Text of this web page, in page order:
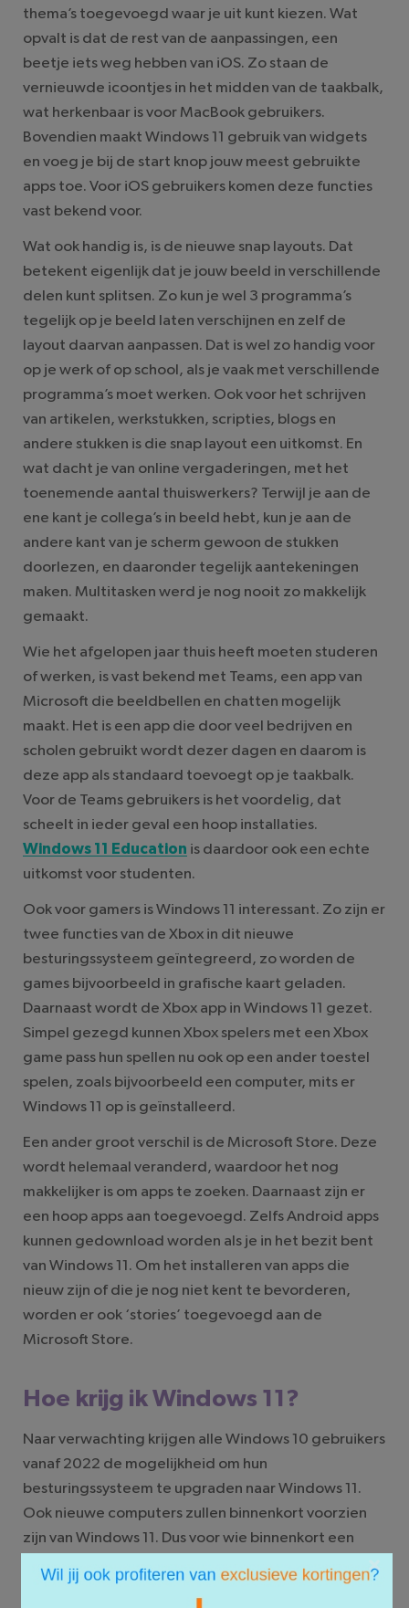
thema’s toegevoegd waar je uit kunt kiezen. Wat
opvalt is dat de rest van de aanpassingen, een
beetje iets weg hebben van iOS. Zo staan de
vernieuwde icoontjes in het midden van de taakbalk,
wat herkenbaar is voor MacBook gebruikers.
Bovendien maakt Windows 11 gebruik van widgets
en voeg je bij de start knop jouw meest gebruikte
apps toe. Voor iOS gebruikers komen deze functies
vast bekend voor.
Wat ook handig is, is de nieuwe snap layouts. Dat
betekent eigenlijk dat je jouw beeld in verschillende
delen kunt splitsen. Zo kun je wel 3 programma’s
tegelijk op je beeld laten verschijnen en zelf de
layout daarvan aanpassen. Dat is wel zo handig voor
op je werk of op school, als je vaak met verschillende
programma’s moet werken. Ook voor het schrijven
van artikelen, werkstukken, scripties, blogs en
andere stukken is die snap layout een uitkomst. En
wat dacht je van online vergaderingen, met het
toenemende aantal thuiswerkers? Terwijl je aan de
ene kant je collega’s in beeld hebt, kun je aan de
andere kant van je scherm gewoon de stukken
doorlezen, en daaronder tegelijk aantekeningen
maken. Multitasken werd je nog nooit zo makkelijk
gemaakt.
Wie het afgelopen jaar thuis heeft moeten studeren
of werken, is vast bekend met Teams, een app van
Microsoft die beeldbellen en chatten mogelijk
maakt. Het is een app die door veel bedrijven en
scholen gebruikt wordt dezer dagen en daarom is
deze app als standaard toevoegt op je taakbalk.
Voor de Teams gebruikers is het voordelig, dat
scheelt in ieder geval een hoop installaties.
Windows 11 Education is daardoor ook een echte
uitkomst voor studenten.
Ook voor gamers is Windows 11 interessant. Zo zijn er
twee functies van de Xbox in dit nieuwe
besturingssysteem geïntegreerd, zo worden de
games bijvoorbeeld in grafische kaart geladen.
Daarnaast wordt de Xbox app in Windows 11 gezet.
Simpel gezegd kunnen Xbox spelers met een Xbox
game pass hun spellen nu ook op een ander toestel
spelen, zoals bijvoorbeeld een computer, mits er
Windows 11 op is geïnstalleerd.
Een ander groot verschil is de Microsoft Store. Deze
wordt helemaal veranderd, waardoor het nog
makkelijker is om apps te zoeken. Daarnaast zijn er
een hoop apps aan toegevoegd. Zelfs Android apps
kunnen gedownload worden als je in het bezit bent
van Windows 11. Om het installeren van apps die
nieuw zijn of die je nog niet kent te bevorderen,
worden er ook ‘stories’ toegevoegd aan de
Microsoft Store.
Hoe krijg ik Windows 11?
Naar verwachting krijgen alle Windows 10 gebruikers
vanaf 2022 de mogelijkheid om hun
besturingssysteem te upgraden naar Windows 11.
Ook nieuwe computers zullen binnenkort voorzien
zijn van Windows 11. Dus voor wie binnenkort een
eens het geluk hebben dat het apparaat voorzien is
×